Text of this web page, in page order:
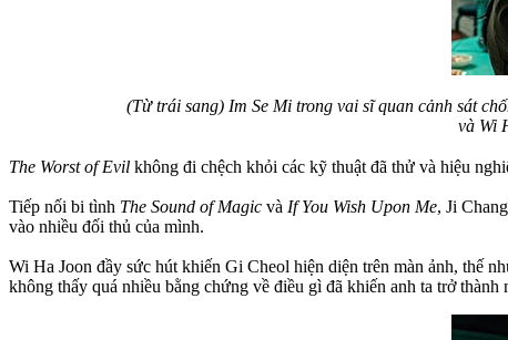
(Từ trái sang) Im Se Mi trong vai sĩ quan cảnh sát
và Wi
The Worst of Evil không đi chệch khỏi các kỹ thuật đã thử và hiệu
Tiếp nối bi tình The Sound of Magic và If You Wish Upon Me, Ji
vào nhiều đối thủ của mình.
Wi Ha Joon đầy sức hút khiến Gi Cheol hiện diện trên màn ảnh, thế
không thấy quá nhiều bằng chứng về điều gì đã khiến anh ta trở thành